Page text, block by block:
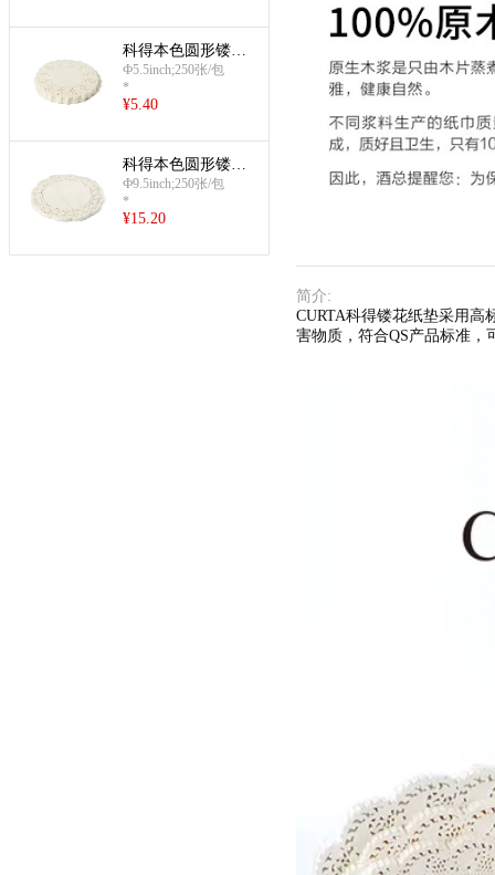
科得本色圆形镂花
纸垫(5.5英寸)
Ф5.5inch;250张/包
*
¥5.40
科得本色圆形镂花
纸垫(9.5英寸)
Ф9.5inch;250张/包
*
¥15.20
简介:
CURTA科得镂花纸垫采用高
害物质，符合QS产品标准，